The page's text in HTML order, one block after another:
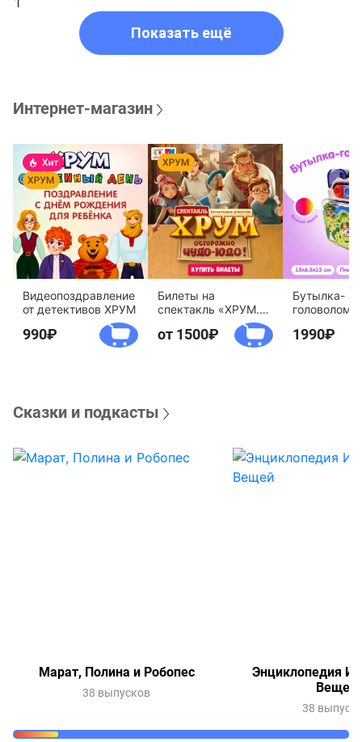
Показать ещё
Интернет-магазин
Видеопоздравление
от детективов ХРУМ
990
Билеты на
спектакль «ХРУМ.
Осторожно, Чудо-
Юдо!»
от 1500
Бутылка-
агентство
1990
Сказки и подкасты
Марат, Полина и Робопес
38 выпусков
Энциклопедия
Вещей
38